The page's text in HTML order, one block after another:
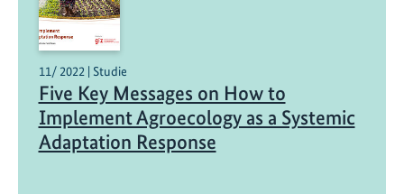
11/ 2022 | Studie
Five Key Messages on How to
Implement Agroecology as a Systemic
Adaptation Response